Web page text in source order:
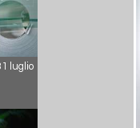
luglio